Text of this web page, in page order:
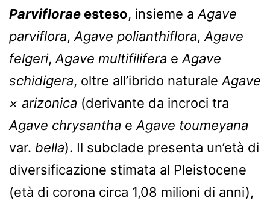
Parviflorae esteso, insieme a Agave
parviflora, Agave polianthiflora, Agave
felgeri, Agave multifilifera e Agave
schidigera, oltre all’ibrido naturale Agave
× arizonica (derivante da incroci tra
Agave chrysantha e Agave toumeyana
var. bella). Il subclade presenta un’età di
diversificazione stimata al Pleistocene
(età di corona circa 1,08 milioni di anni),